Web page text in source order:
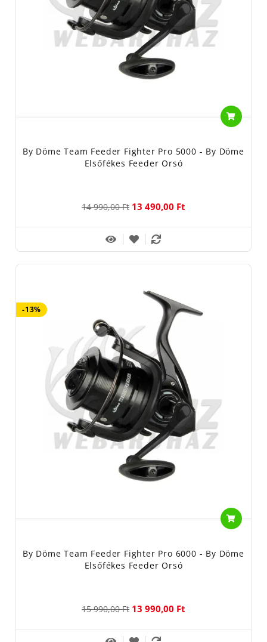
By Döme Team Feeder Fighter Pro 5000 - By Döme
Elsőfékes Feeder Orsó
14 990,00 Ft 13 490,00 Ft
-13%
By Döme Team Feeder Fighter Pro 6000 - By Döme
Elsőfékes Feeder Orsó
15 990,00 Ft 13 990,00 Ft